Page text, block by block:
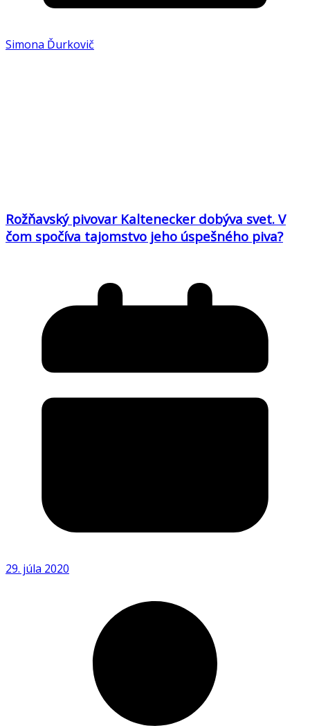
Simona Ďurkovič
Rožňavský pivovar Kaltenecker dobýva svet. V
čom spočíva tajomstvo jeho úspešného piva?
29. júla 2020